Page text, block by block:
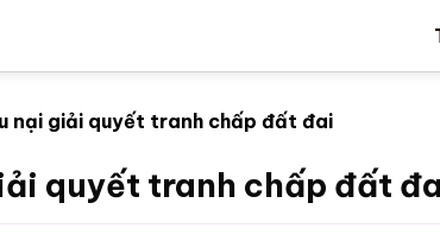
nại giải quyết tranh chấp đất đai
quyết tranh chấp đất